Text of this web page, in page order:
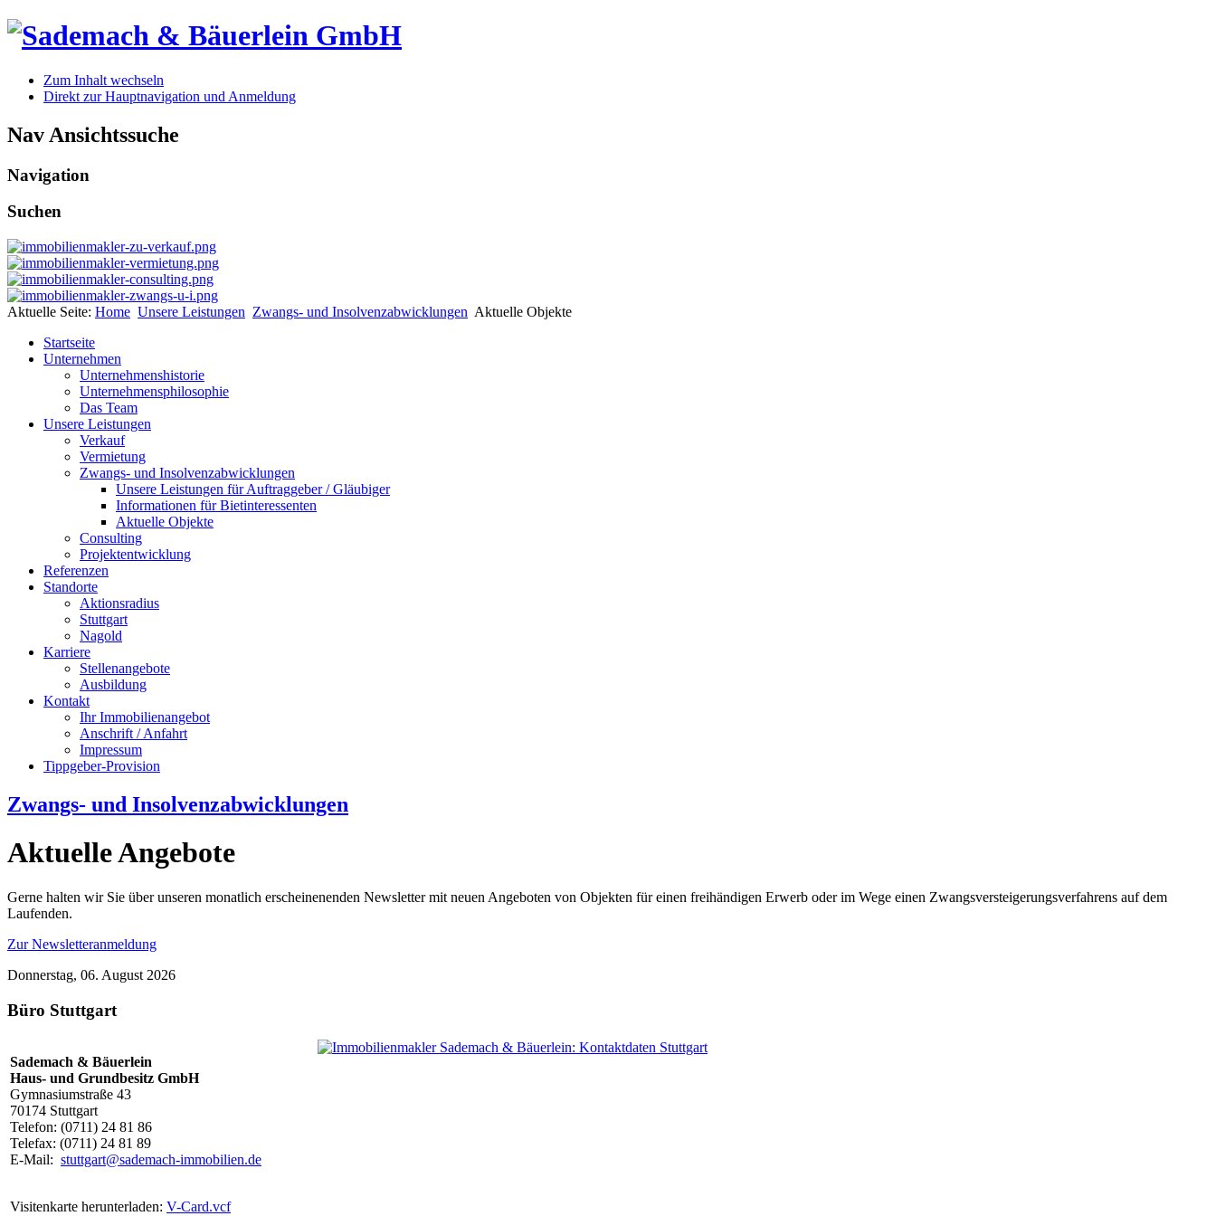
Zum Inhalt wechseln
Direkt zur Hauptnavigation und Anmeldung
Nav Ansichtssuche
Navigation
Suchen
Aktuelle Seite: Home Unsere Leistungen Zwangs- und Insolvenzabwicklungen Aktuelle Objekte
Startseite
Unternehmen
Unternehmenshistorie
Unternehmensphilosophie
Das Team
Unsere Leistungen
Verkauf
Vermietung
Zwangs- und Insolvenzabwicklungen
Unsere Leistungen für Auftraggeber / Gläubiger
Informationen für Bietinteressenten
Aktuelle Objekte
Consulting
Projektentwicklung
Referenzen
Standorte
Aktionsradius
Stuttgart
Nagold
Karriere
Stellenangebote
Ausbildung
Kontakt
Ihr Immobilienangebot
Anschrift / Anfahrt
Impressum
Tippgeber-Provision
Zwangs- und Insolvenzabwicklungen
Aktuelle Angebote
Gerne halten wir Sie über unseren monatlich erscheinenenden Newsletter mit neuen Angeboten von Objekten für einen freihändigen Erwerb oder im Wege einen Zwangsversteigerungsverfahrens auf dem
Laufenden.
Zur Newsletteranmeldung
Donnerstag, 06. August 2026
Büro Stuttgart
Sademach & Bäuerlein
Haus- und Grundbesitz GmbH
Gymnasiumstraße 43
70174 Stuttgart
Telefon: (0711) 24 81 86
Telefax: (0711) 24 81 89
E-Mail: stuttgart@sademach-immobilien.de
Visitenkarte herunterladen: V-Card.vcf